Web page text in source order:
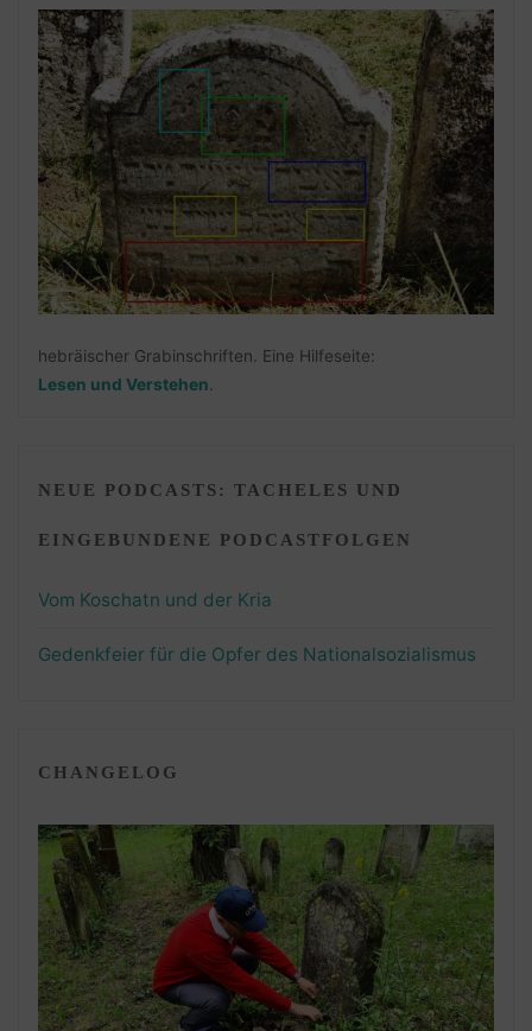
hebräischer Grabinschriften. Eine Hilfeseite:
Lesen und Verstehen
NEUE PODCASTS: TACHELES UND
EINGEBUNDENE PODCASTFOLGEN
Vom Koschatn und der Kria
Gedenkfeier für die Opfer des Nationalsozialismus
CHANGELOG